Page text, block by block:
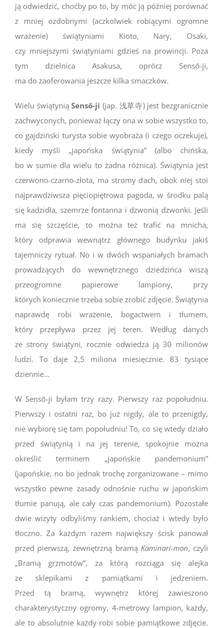
ją odwiedzić, choćby po to, by móc ją później porównać
z mniej ozdobnymi (aczkolwiek robiącymi ogromne
wrażenie) świątyniami Kioto, Nary, Osaki,
czy mniejszymi świątyniami gdzieś na prowincji. Poza
tym dzielnica Asakusa, oprócz Sensō-ji,
ma do zaoferowania jeszcze kilka smaczków.
Wielu świątyniąSensō-ji (jap. 浅草寺) jest bezgranicznie
zachwyconych, ponieważ łączy ona w sobie wszystko to,
co gajdziński turysta sobie wyobraża (i czego oczekuje),
kiedy myśli „japońska świątynia” (albo chińska,
bo w sumie dla wielu to żadna różnica). Świątynia jest
czerwono-czarno-złota, ma stromy dach, obok niej stoi
najprawdziwsza pięciopiętrowa pagoda, w środku palą
się kadzidła, szemrze fontanna i dzwonią dzwonki. Jeśli
ma się szczęście, to można też trafić na mnicha,
który odprawia wewnątrz głównego budynku jakiś
tajemniczy rytuał. No i w dwóch wspaniałych bramach
prowadzących do wewnętrznego dziedzińca wiszą
przeogromne papierowe lampiony, przy
których koniecznie trzeba sobie zrobić zdjęcie. Świątynia
naprawdę robi wrażenie, bogactwem i tłumem,
który przepływa przez jej teren. Według danych
ze strony świątyni, rocznie odwiedza ją 30 milionów
ludzi. To daje 2,5 miliona miesięcznie. 83 tysiące
dziennie…
W Sensō-ji byłam trzy razy. Pierwszy raz popołudniu.
Pierwszy i ostatni raz, bo już nigdy, ale to przenigdy,
nie wybiorę się tam popołudniu! To, co się wtedy działo
przed świątynią i na jej terenie, spokojnie można
określić terminem „japońskie pandemonium”
(japońskie, no bo jednak trochę zorganizowane – mimo
wszystko pewne zasady odnośnie ruchu w japońskim
tłumie panują, ale cały czas pandemonium). Pozostałe
dwie wizyty odbyliśmy rankiem, chociaż i wtedy było
tłoczno. Za każdym razem największy ścisk panował
przed pierwszą, zewnętrzną bramą Kaminari-mon, czyli
„Bramą grzmotów”, za którą rozciąga się alejka
ze sklepikami z pamiątkami i jedzeniem.
Przed tą bramą, wywnętrz której zawieszono
charakterystyczny ogromy, 4-metrowy lampion, każdy,
ale to absolutnie każdy robi sobie pamiątkowe zdjęcie.